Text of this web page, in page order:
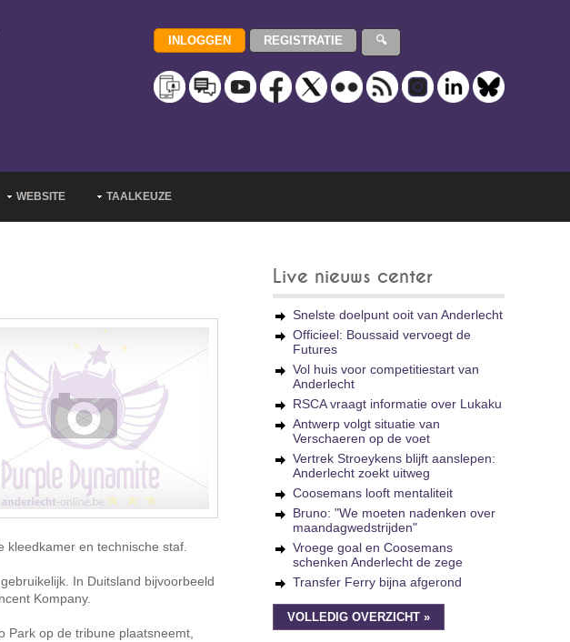
WEBSITE TAALKEUZE
en technische staf.
In Duitsland bijvoorbeeld
Kompany.
Park op de tribune plaatsneemt,
Live nieuws center
Snelste doelpunt ooit van Anderlecht
Officieel: Boussaid vervoegt de
Futures
Vol huis voor competitiestart van
Anderlecht
RSCA vraagt informatie over Lukaku
Antwerp volgt situatie van
Verschaeren op de voet
Vertrek Stroeykens blijft aanslepen:
Anderlecht zoekt uitweg
Coosemans looft mentaliteit
Bruno: "We moeten nadenken over
maandagwedstrijden"
Vroege goal en Coosemans
schenken Anderlecht de zege
Transfer Ferry bijna afgerond
VOLLEDIG OVERZICHT »